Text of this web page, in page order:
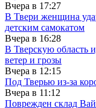
Вчера в 17:27
В Твери женщина
детским самокатом
Вчера в 16:28
В Тверскую область
ветер и грозы
Вчера в 12:15
Под Тверью из-за
Вчера в 11:12
Поврежден склад